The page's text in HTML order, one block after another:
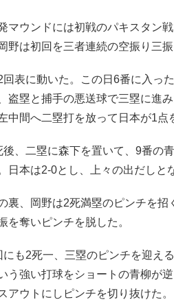
マウンドには初戦のパキスタン
野は初回を三者連続の空振り三
表に動いた。この日6番に入っ
盗塁と捕手の悪送球で三塁に進
中間へ二塁打を放って日本が1点
、二塁に森下を置いて、9番の
日本は2-0とし、上々の出だしと
裏、岡野は2死満塁のピンチを招
を奪いピンチを脱した。
も2死一、三塁のピンチを迎え
う強い打球をショートの青柳が
アウトにしピンチを切り抜けた。